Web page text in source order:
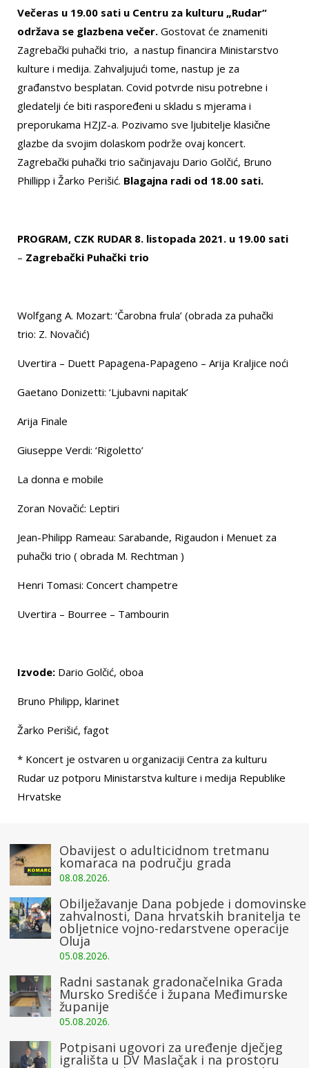
Večeras u 19.00 sati u Centru za kulturu „Rudar“
održava se glazbena večer. Gostovat će znameniti
Zagrebački puhački trio, a nastup financira Ministarstvo
kulture i medija. Zahvaljujući tome, nastup je za
građanstvo besplatan. Covid potvrde nisu potrebne i
gledatelji će biti raspoređeni u skladu s mjerama i
preporukama HZJZ-a. Pozivamo sve ljubitelje klasične
glazbe da svojim dolaskom podrže ovaj koncert.
Zagrebački puhački trio sačinjavaju Dario Golčić, Bruno
Phillipp i Žarko Perišić. Blagajna radi od 18.00 sati.
PROGRAM, CZK RUDAR 8. listopada 2021. u 19.00 sati
– Zagrebački Puhački trio
Wolfgang A. Mozart: ‘Čarobna frula’ (obrada za puhački
trio: Z. Novačić)
Uvertira – Duett Papagena-Papageno – Arija Kraljice noći
Gaetano Donizetti: ‘Ljubavni napitak’
Arija Finale
Giuseppe Verdi: ‘Rigoletto’
La donna e mobile
Zoran Novačić: Leptiri
Jean-Philipp Rameau: Sarabande, Rigaudon i Menuet za
puhački trio ( obrada M. Rechtman )
Henri Tomasi: Concert champetre
Uvertira – Bourree – Tambourin
Izvode: Dario Golčić, oboa
Bruno Philipp, klarinet
Žarko Perišić, fagot
* Koncert je ostvaren u organizaciji Centra za kulturu
Rudar uz potporu Ministarstva kulture i medija Republike
Hrvatske
Obavijest o adulticidnom tretmanu
komaraca na području grada
08.08.2026.
Obilježavanje Dana pobjede i domovinske
zahvalnosti, Dana hrvatskih branitelja te
obljetnice vojno-redarstvene operacije
Oluja
05.08.2026.
Radni sastanak gradonačelnika Grada
Mursko Središće i župana Međimurske
županije
05.08.2026.
Potpisani ugovori za uređenje dječjeg
igrališta u DV Maslačak i na prostoru